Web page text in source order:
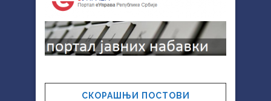
СКОРАШЊИ ПОСТОВИ